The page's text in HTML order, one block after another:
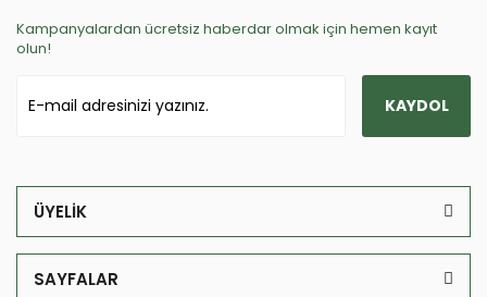
Kampanyalardan ücretsiz haberdar olmak için hemen kayıt
olun!
KAYDOL
ÜYELİK
SAYFALAR